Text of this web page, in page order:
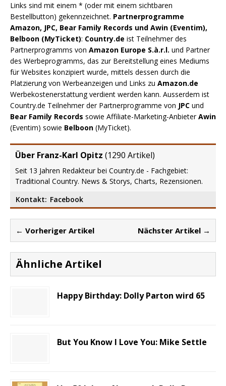
Links sind mit einem * (oder mit einem sichtbaren
Bestellbutton) gekennzeichnet. Partnerprogramme
Amazon, JPC, Bear Family Records und Awin (Eventim),
Belboon (MyTicket): Country.de ist Teilnehmer des
Partnerprogramms von Amazon Europe S.à.r.l. und Partner
des Werbeprogramms, das zur Bereitstellung eines Mediums
für Websites konzipiert wurde, mittels dessen durch die
Platzierung von Werbeanzeigen und Links zu Amazon.de
Werbekostenerstattung verdient werden kann. Ausserdem ist
Country.de Teilnehmer der Partnerprogramme von JPC und
Bear Family Records sowie Affiliate-Marketing-AnbieterAwin
(Eventim) sowie Belboon (MyTicket).
Über Franz-Karl Opitz (1290 Artikel)
Seit 13 Jahren Redakteur bei Country.de - Fachgebiet:
Traditional Country. News & Storys, Charts, Rezensionen.
Kontakt: Facebook
← Vorheriger Artikel Nächster Artikel →
Ähnliche Artikel
Happy Birthday: Dolly Parton wird 65
But You Know I Love You: Mike Settle